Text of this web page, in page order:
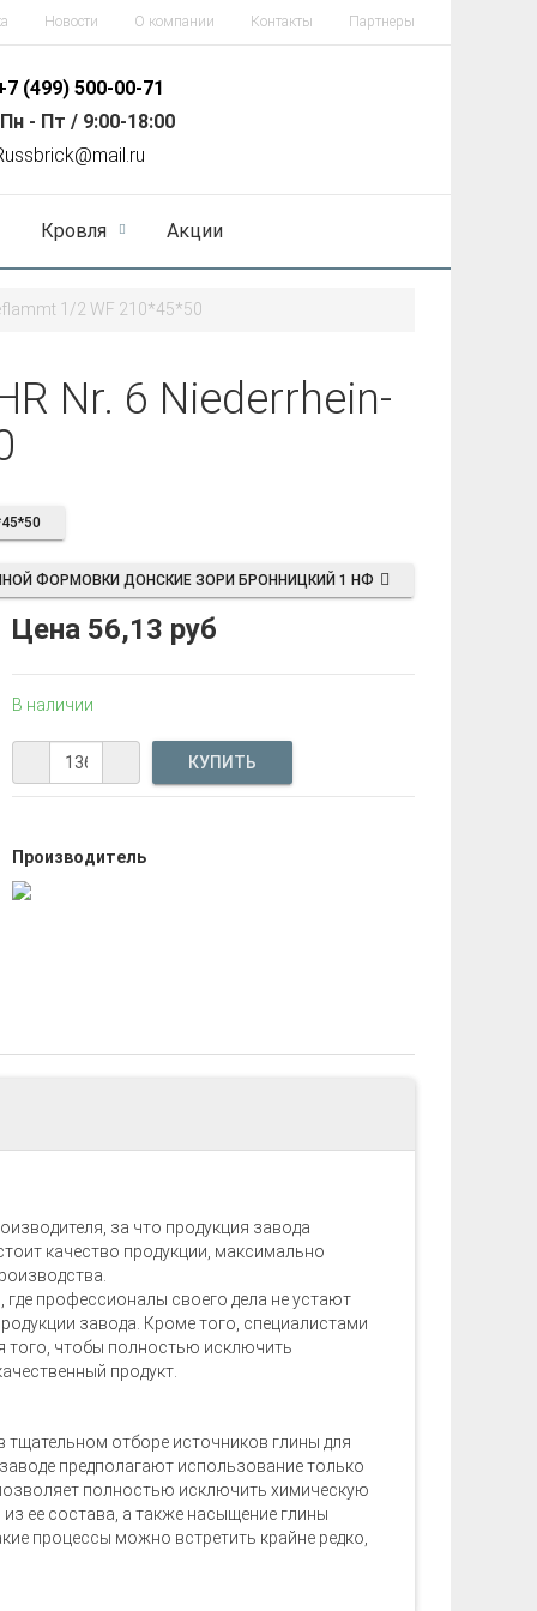
Новости О компании Контакты Партнеры
(499) 500-00-71
Пн - Пт / 9:00-18:00
ussbrick@mail.ru
Кровля Акции
1/2 WF 210*45*50
Nr. 6 Niederrhein-
ФОРМОВКИ ДОНСКИЕ ЗОРИ БРОННИЦКИЙ 1 НФ
Цена 56,13 руб
В наличии
Производитель
за что продукция завода
качество продукции, максимально
профессионалы своего дела не устают
завода. Кроме того, специалистами
того, чтобы полностью исключить
продукт.
тщательном отборе источников глины для
предполагают использование только
полностью исключить химическую
ее состава, а также насыщение глины
процессы можно встретить крайне редко,